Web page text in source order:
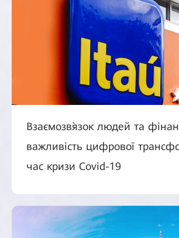
Взаємозв`язок людей та
важливість цифрової
час кризи Covid-19